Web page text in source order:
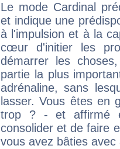
Le mode Cardinal
et indique une
à l'impulsion et à la
cœur d'initier les
démarrer les
partie la plus
adrénaline, sans
lasser. Vous êtes en
trop ? - et affirmé
consolider et de faire
vous avez bâties avec